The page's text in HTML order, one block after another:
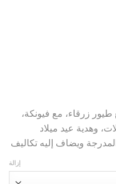
زرقاء، مع فيونكة،
وهدية عيد ميلاد
ويضاف إليه تكاليف
إزالة